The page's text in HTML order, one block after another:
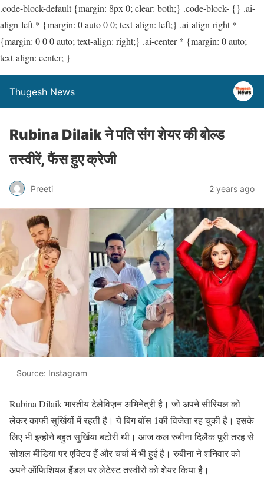
.code-block-default {margin: 8px 0; clear: both;} .code-block- {} .ai-
align-left * {margin: 0 auto 0 0; text-align: left;} .ai-align-right *
{margin: 0 0 0 auto; text-align: right;} .ai-center * {margin: 0 auto;
text-align: center; }
Thugesh News
Rubina Dilaik ने पति संग शेयर की बोल्ड
तस्वीरें, फैंस हुए क्रेजी
Preeti 2 years ago
Source: Instagram
Rubina Dilaik भारतीय टेलेविज़न अभिनेत्री है। जो अपने सीरियल को
लेकर काफी सुर्खियों में रहती है। ये बिग बॉस 1की विजेता रह चुकी है। इसके
लिए भी इन्होने बहुत सुर्खिया बटोरी थी। आज कल रुबीना दिलैक पूरी तरह से
सोशल मीडिया पर एक्टिव हैं और चर्चा में भी हुई है। रुबीना ने शनिवार को
अपने ऑफिशियल हैंडल पर लेटेस्ट तस्वीरों को शेयर किया है।